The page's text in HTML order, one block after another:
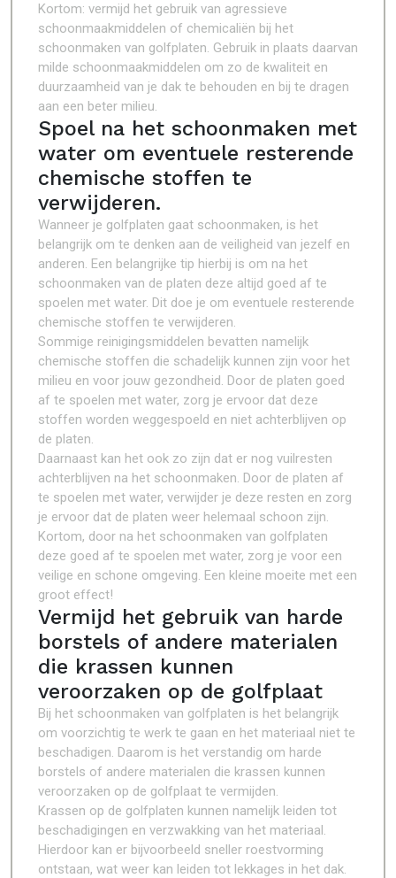
Kortom: vermijd het gebruik van agressieve
schoonmaakmiddelen of chemicaliën bij het
schoonmaken van golfplaten. Gebruik in plaats daarvan
milde schoonmaakmiddelen om zo de kwaliteit en
duurzaamheid van je dak te behouden en bij te dragen
aan een beter milieu.
Spoel na het schoonmaken met
water om eventuele resterende
chemische stoffen te
verwijderen.
Wanneer je golfplaten gaat schoonmaken, is het
belangrijk om te denken aan de veiligheid van jezelf en
anderen. Een belangrijke tip hierbij is om na het
schoonmaken van de platen deze altijd goed af te
spoelen met water. Dit doe je om eventuele resterende
chemische stoffen te verwijderen.
Sommige reinigingsmiddelen bevatten namelijk
chemische stoffen die schadelijk kunnen zijn voor het
milieu en voor jouw gezondheid. Door de platen goed
af te spoelen met water, zorg je ervoor dat deze
stoffen worden weggespoeld en niet achterblijven op
de platen.
Daarnaast kan het ook zo zijn dat er nog vuilresten
achterblijven na het schoonmaken. Door de platen af
te spoelen met water, verwijder je deze resten en zorg
je ervoor dat de platen weer helemaal schoon zijn.
Kortom, door na het schoonmaken van golfplaten
deze goed af te spoelen met water, zorg je voor een
veilige en schone omgeving. Een kleine moeite met een
groot effect!
Vermijd het gebruik van harde
borstels of andere materialen
die krassen kunnen
veroorzaken op de golfplaat
Bij het schoonmaken van golfplaten is het belangrijk
om voorzichtig te werk te gaan en het materiaal niet te
beschadigen. Daarom is het verstandig om harde
borstels of andere materialen die krassen kunnen
veroorzaken op de golfplaat te vermijden.
Krassen op de golfplaten kunnen namelijk leiden tot
beschadigingen en verzwakking van het materiaal.
Hierdoor kan er bijvoorbeeld sneller roestvorming
ontstaan, wat weer kan leiden tot lekkages in het dak.